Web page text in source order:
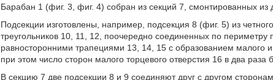
Барабан 1 (фиг. 3, фиг. 4) собран из секций 7, смонтированных
Подсекции изготовлены, например, подсекция 8 (фиг. 5) из
треугольников 10, 11, 12, поочередно соединенных по
равносторонними трапециями 13, 14, 15 с образованием малого
при этом число сторон малого торцевого отверстия 16 в два
В секцию 7 две подсекции 8 и 9 соединяют друг с другом